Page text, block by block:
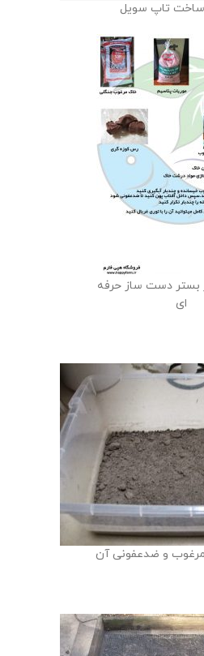
تاپ سویل
بستر دست ساز حرفه
ای
و ضدعفونی آن